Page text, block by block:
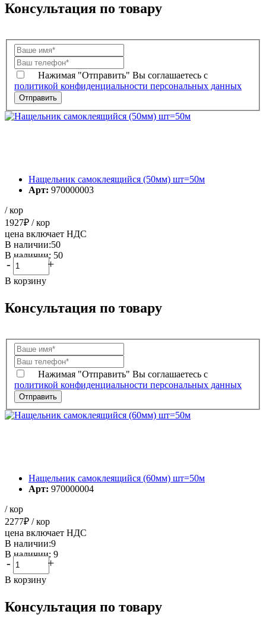
Консультация по товару
Нажимая "Отправить" Вы соглашаетесь с
политикой конфиденциальности персональных данных
Нащельник самоклеящийся (50мм) шт=50м
Арт: 970000003
/ кор
1927₽ / кор
цена включает НДС
В наличии:50
В наличии: 50
- +
В корзину
Консультация по товару
Нажимая "Отправить" Вы соглашаетесь с
политикой конфиденциальности персональных данных
Нащельник самоклеящийся (60мм) шт=50м
Арт: 970000004
/ кор
2277₽ / кор
цена включает НДС
В наличии:9
В наличии: 9
- +
В корзину
Консультация по товару